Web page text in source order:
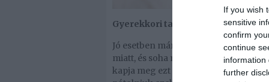
If you wish
sensitive
confirm
continue
information
further
Gyerekkori tapasztalatok
Jó esetben már gyerekkorban
miatt, és soha ne kételkedjünk
kapja meg ezt a biztonságot és